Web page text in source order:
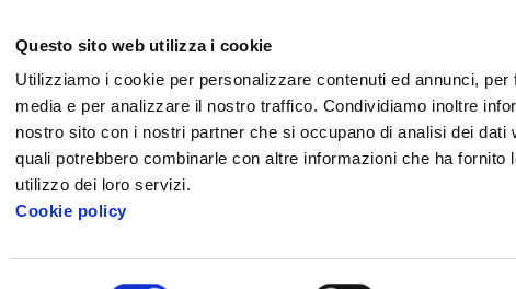
Questo sito web utilizza i cookie
Utilizziamo i cookie per personalizzare contenuti ed annunci,
media e per analizzare il nostro traffico. Condividiamo inoltre
nostro sito con i nostri partner che si occupano di analisi dei dati
quali potrebbero combinarle con altre informazioni che ha fornito
utilizzo dei loro servizi.
Cookie policy
di Massa‑Carrara
Settori e uffici Servizi e